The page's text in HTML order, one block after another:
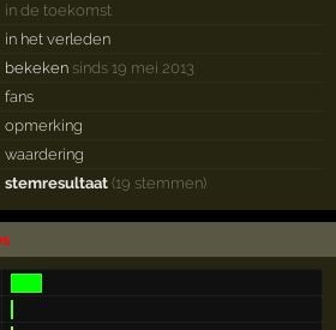
in de toekomst
in het verleden
bekeken sinds 19 mei 2013
fans
opmerking
waardering
stemresultaat (19 stemmen)